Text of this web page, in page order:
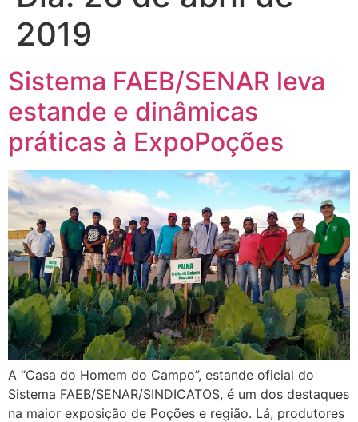
2019
Sistema FAEB/SENAR leva
estande e dinâmicas
práticas à ExpoPoções
A “Casa do Homem do Campo”, estande oficial do
Sistema FAEB/SENAR/SINDICATOS, é um dos destaques
na maior exposição de Poções e região. Lá, produtores